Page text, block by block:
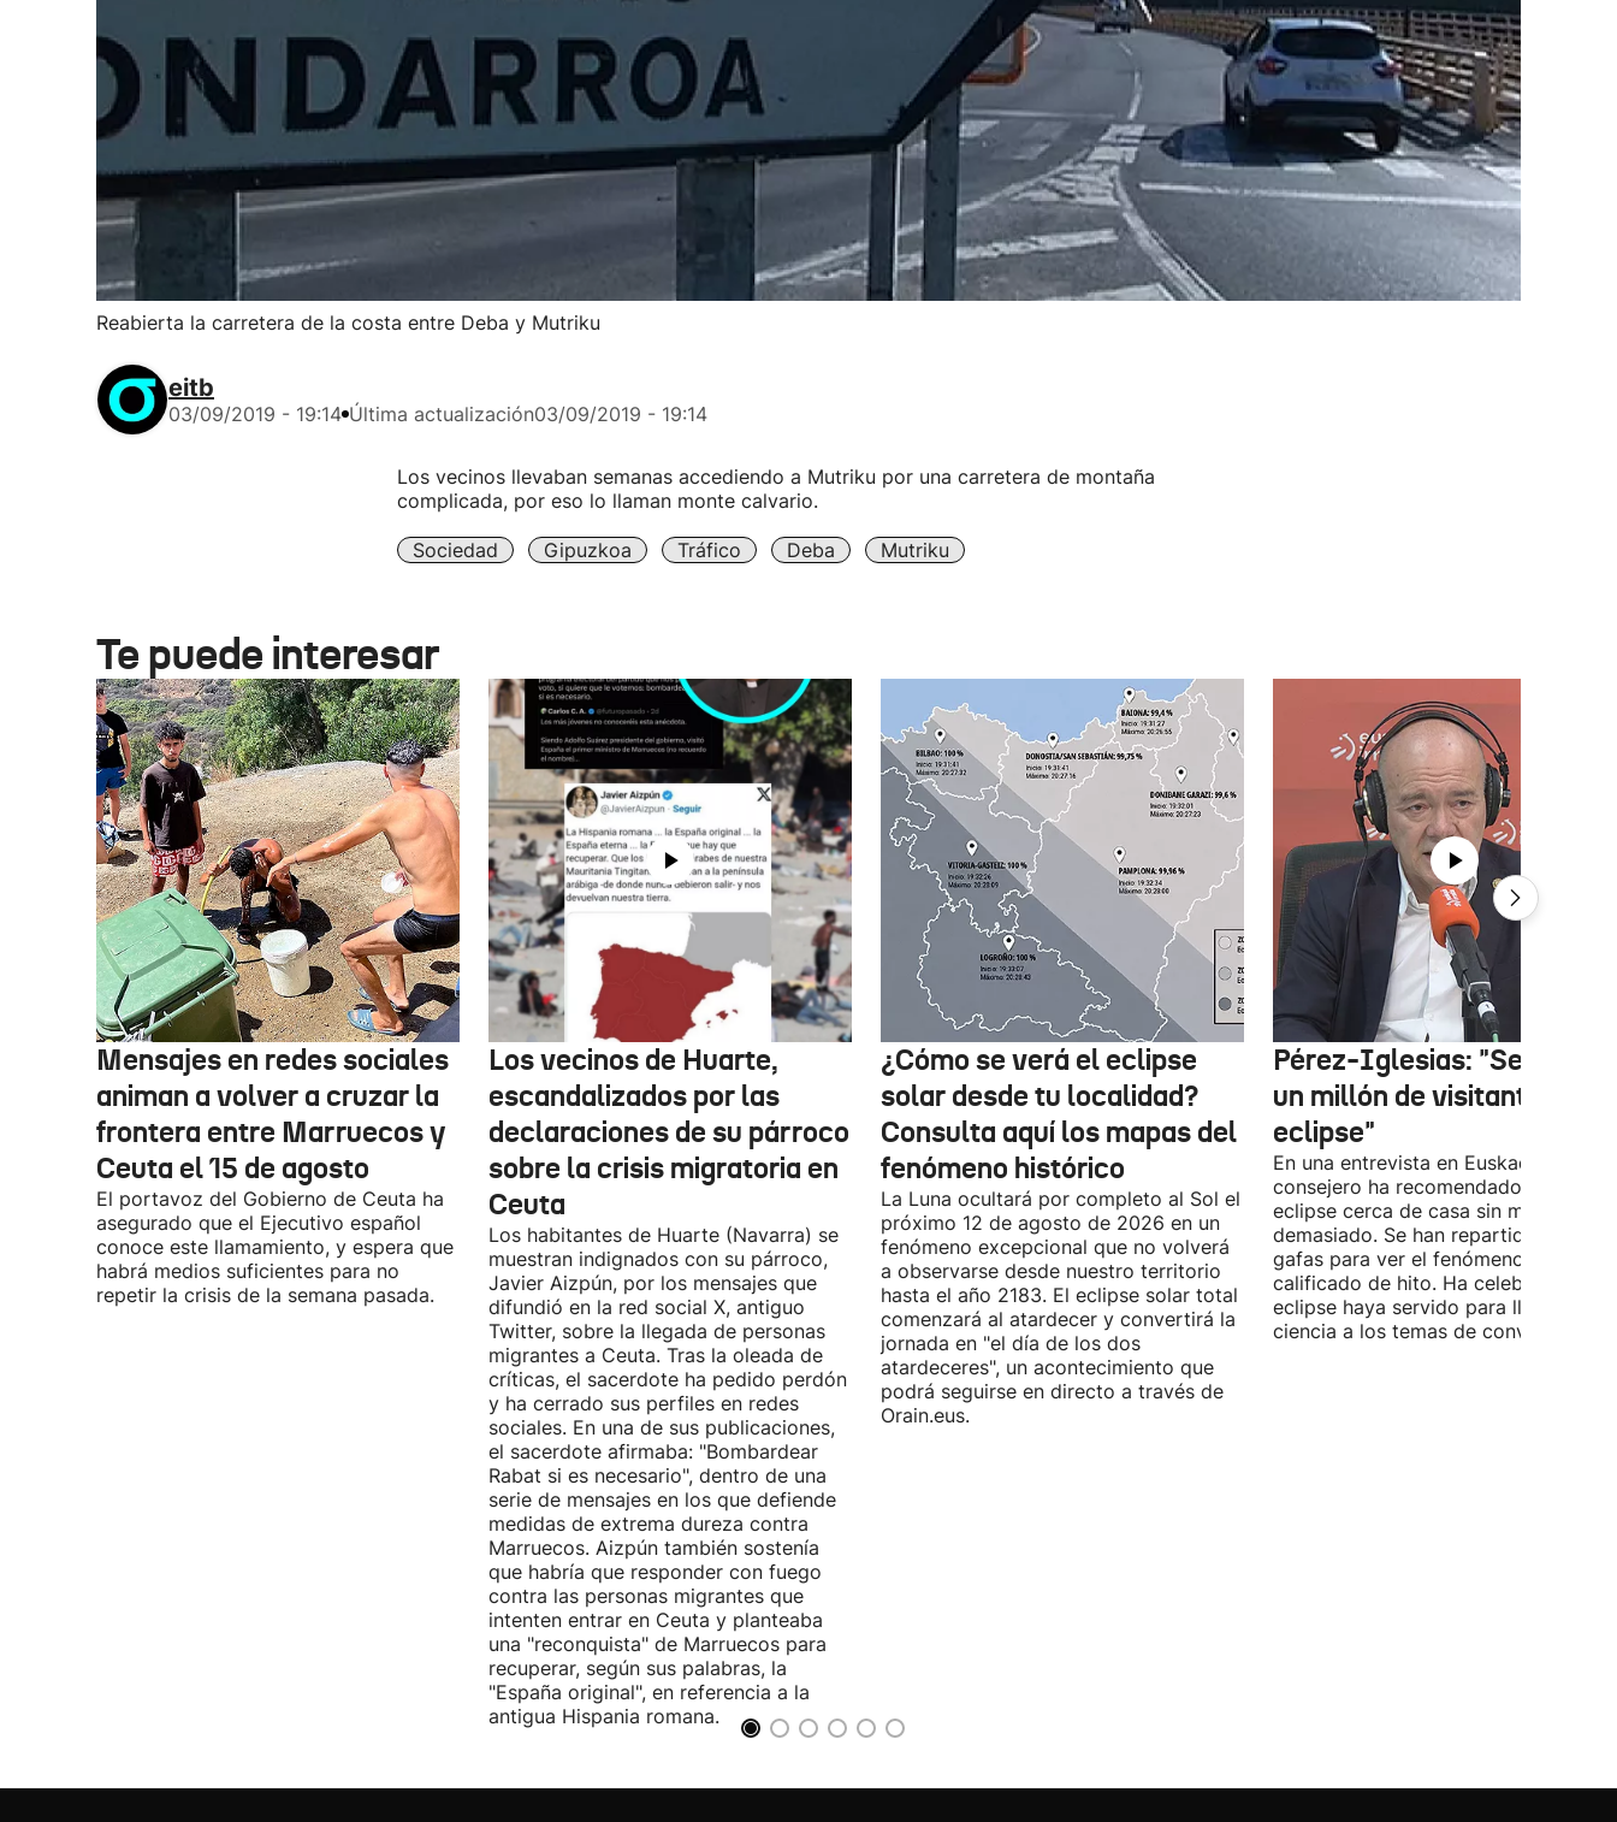
Reabierta la carretera de la costa entre Deba y Mutriku
eitb
03/09/2019 - 19:14 Última actualización03/09/2019 - 19:14
Los vecinos llevaban semanas accediendo a Mutriku por una carretera de montaña
complicada, por eso lo llaman monte calvario.
Sociedad Gipuzkoa Tráfico Deba Mutriku
Te puede interesar
Mensajes en redes sociales
animan a volver a cruzar la
frontera entre Marruecos y
Ceuta el 15 de agosto
El portavoz del Gobierno de Ceuta ha
asegurado que el Ejecutivo español
conoce este llamamiento, y espera que
habrá medios suficientes para no
repetir la crisis de la semana pasada.
Los vecinos de Huarte,
escandalizados por las
declaraciones de su párroco
sobre la crisis migratoria en
Ceuta
Los habitantes de Huarte (Navarra) se
muestran indignados con su párroco,
Javier Aizpún, por los mensajes que
difundió en la red social X, antiguo
Twitter, sobre la llegada de personas
migrantes a Ceuta. Tras la oleada de
críticas, el sacerdote ha pedido perdón
y ha cerrado sus perfiles en redes
sociales. En una de sus publicaciones,
el sacerdote afirmaba: "Bombardear
Rabat si es necesario", dentro de una
serie de mensajes en los que defiende
medidas de extrema dureza contra
Marruecos. Aizpún también sostenía
que habría que responder con fuego
contra las personas migrantes que
intenten entrar en Ceuta y planteaba
una "reconquista" de Marruecos para
recuperar, según sus palabras, la
"España original", en referencia a la
antigua Hispania romana.
¿Cómo se verá el eclipse
solar desde tu localidad?
Consulta aquí los mapas del
fenómeno histórico
La Luna ocultará por completo al Sol el
próximo 12 de agosto de 2026 en un
fenómeno excepcional que no volverá
a observarse desde nuestro territorio
hasta el año 2183. El eclipse solar total
comenzará al atardecer y convertirá la
jornada en "el día de los dos
atardeceres", un acontecimiento que
podrá seguirse en directo a través de
Orain.eus.
Pérez-Iglesias: "Se
un millón de visitantes por
eclipse"
En una entrevista en Euskadi Irratia,
consejero ha recomendado ver el
eclipse cerca de casa sin moverse
demasiado. Se han repartido miles de
gafas para ver el fenómeno que ya
calificado de hito. Ha celebrado que
eclipse haya servido para llevar la
ciencia a los temas de conversación.